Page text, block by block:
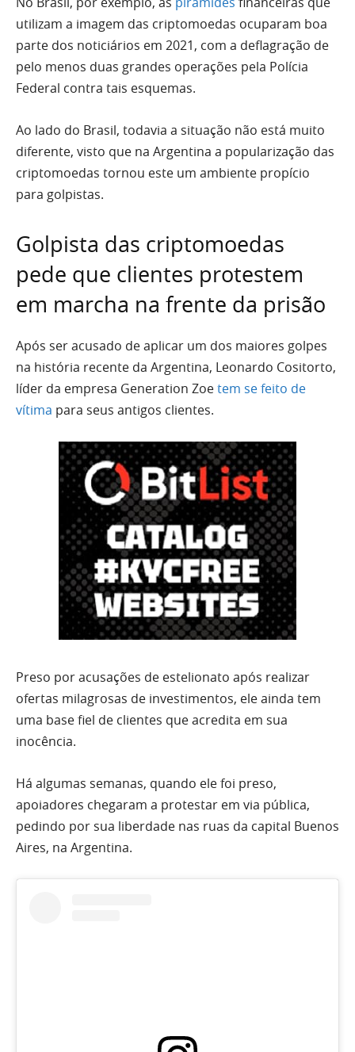
utilizam a imagem das criptomoedas ocuparam boa
parte dos noticiários em 2021, com a deflagração de
pelo menos duas grandes operações pela Polícia
Federal contra tais esquemas.
Ao lado do Brasil, todavia a situação não está muito
diferente, visto que na Argentina a popularização das
criptomoedas tornou este um ambiente propício
para golpistas.
Golpista das criptomoedas
pede que clientes protestem
em marcha na frente da prisão
Após ser acusado de aplicar um dos maiores golpes
na história recente da Argentina, Leonardo Cositorto,
líder da empresa Generation Zoetem se feito de
vítima para seus antigos clientes.
Preso por acusações de estelionato após realizar
ofertas milagrosas de investimentos, ele ainda tem
uma base fiel de clientes que acredita em sua
inocência.
Há algumas semanas, quando ele foi preso,
apoiadores chegaram a protestar em via pública,
pedindo por sua liberdade nas ruas da capital Buenos
Aires, na Argentina.